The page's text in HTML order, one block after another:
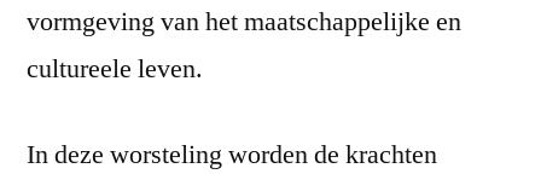
vormgeving van het maatschappelijke en
cultureele leven.
In deze worsteling worden de krachten